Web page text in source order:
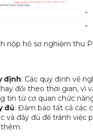
nộp hồ sơ nghiệm thu
định: Các quy định về
đổi theo thời gian, vì
tin từ cơ quan chức
đủ: Đảm bảo tất cả các
và đầy đủ để tránh việc